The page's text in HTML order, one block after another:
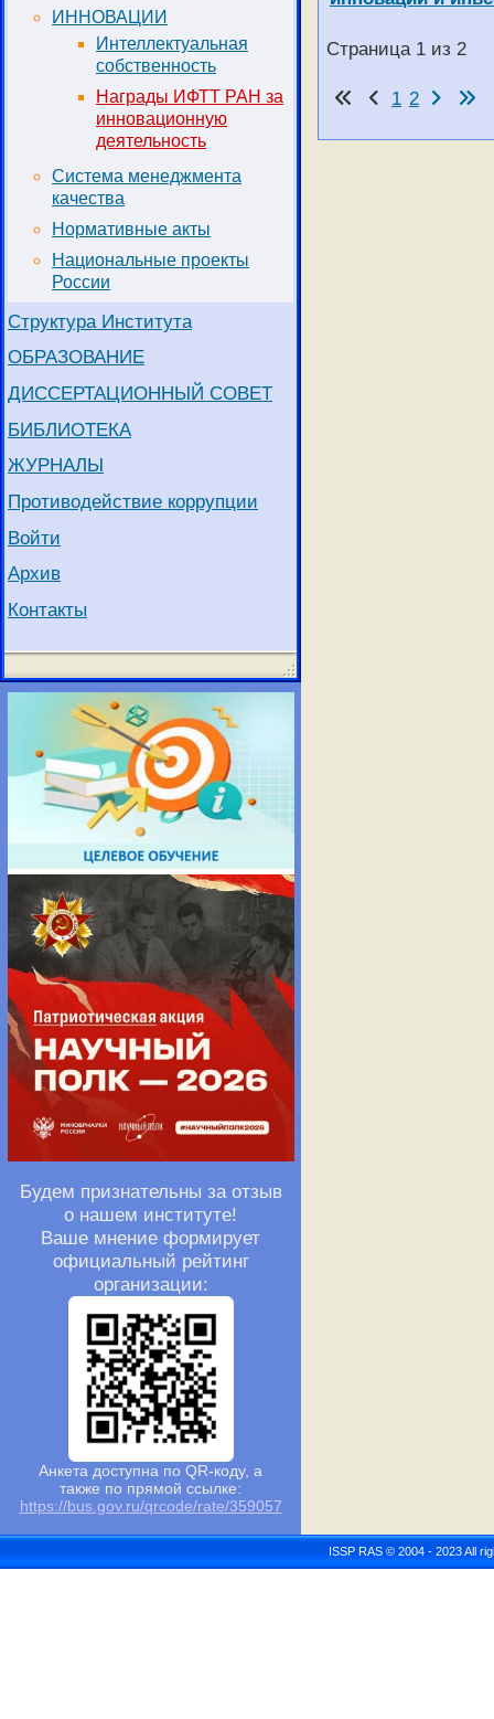
ИННОВАЦИИ
Интеллектуальная
собственность
Награды ИФТТ РАН за
инновационную
деятельность
Система менеджмента
качества
Нормативные акты
Национальные проекты
России
Структура Института
ОБРАЗОВАНИЕ
ДИССЕРТАЦИОННЫЙ СОВЕТ
БИБЛИОТЕКА
ЖУРНАЛЫ
Противодействие коррупции
Войти
Архив
Контакты
Будем признательны за отзыв
о нашем институте!
Ваше мнение формирует
официальный рейтинг
организации:
Анкета доступна по QR-коду, а
также по прямой ссылке:
https://bus.gov.ru/qrcode/rate/359057
Страница 1 из 2
1 2
ISSP RAS © 2004 - 2023 All